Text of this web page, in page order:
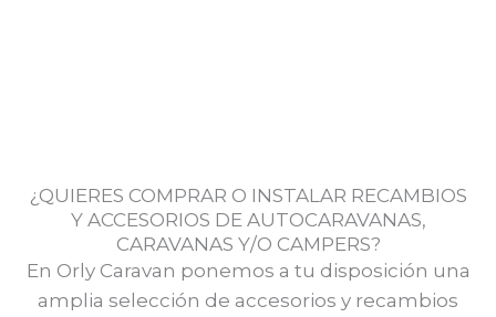
¿QUIERES COMPRAR O INSTALAR RECAMBIOS
Y ACCESORIOS DE AUTOCARAVANAS,
CARAVANAS Y/O CAMPERS?
En Orly Caravan ponemos a tu disposición una
amplia selección de accesorios y recambios